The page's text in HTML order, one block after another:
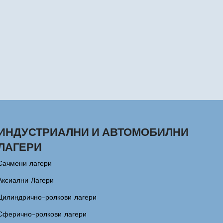
И АВТОМОБИЛНИ
лагери
Лагери
ролкови лагери
ролкови лагери